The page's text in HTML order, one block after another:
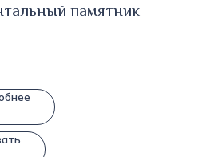
памятник